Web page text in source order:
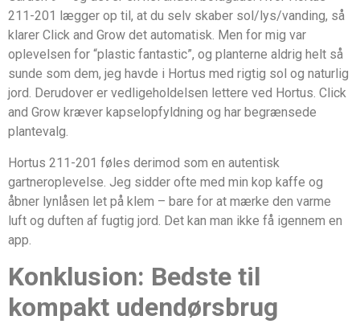
211-201 lægger op til, at du selv skaber sol/lys/vanding, så
klarer Click and Grow det automatisk. Men for mig var
oplevelsen for “plastic fantastic”, og planterne aldrig helt så
sunde som dem, jeg havde i Hortus med rigtig sol og naturlig
jord. Derudover er vedligeholdelsen lettere ved Hortus. Click
and Grow kræver kapselopfyldning og har begrænsede
plantevalg.
Hortus 211-201 føles derimod som en autentisk
gartneroplevelse. Jeg sidder ofte med min kop kaffe og
åbner lynlåsen let på klem – bare for at mærke den varme
luft og duften af fugtig jord. Det kan man ikke få igennem en
app.
Konklusion: Bedste til
kompakt udendørsbrug